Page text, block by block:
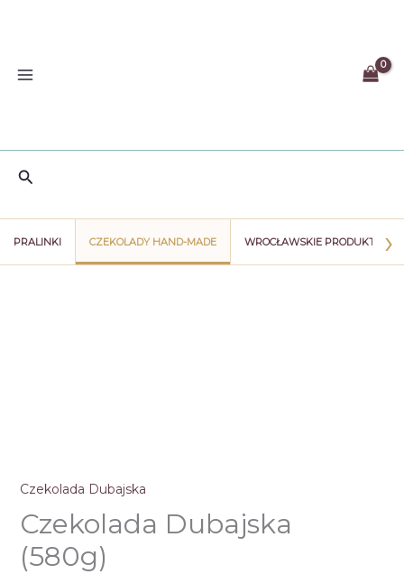
Szukaj
PRALINKI CZEKOLADY HAND-MADE WROCŁAWSKIE PRODUKTY ›
Czekolada Dubajska
Czekolada Dubajska
(580g)